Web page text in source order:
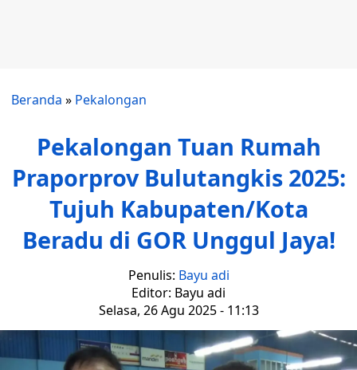
Beranda » Pekalongan
Pekalongan Tuan Rumah
Praporprov Bulutangkis 2025:
Tujuh Kabupaten/Kota
Beradu di GOR Unggul Jaya!
Penulis: Bayu adi
Editor: Bayu adi
Selasa, 26 Agu 2025 - 11:13